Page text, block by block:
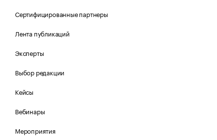
Сертифицированные партнеры
Лента публикаций
Эксперты
Выбор редакции
Кейсы
Вебинары
Мероприятия